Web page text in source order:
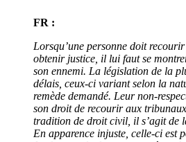
FR :
Lorsqu’une personne doit
obtenir justice, il lui faut se
son ennemi. La législation de la
délais, ceux-ci variant selon la
remède demandé. Leur non-
son droit de recourir aux
tradition de droit civil, il s’agit de
En apparence injuste, celle-ci est